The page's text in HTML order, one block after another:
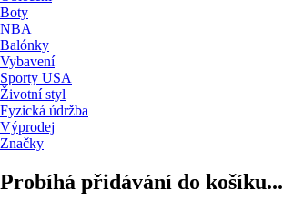
Boty
NBA
Balónky
Vybavení
Sporty USA
Životní styl
Fyzická údržba
Výprodej
Značky
Probíhá přidávání do košíku...